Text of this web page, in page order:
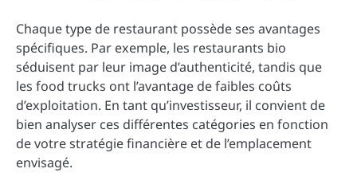
Chaque type de restaurant possède ses avantages
spécifiques. Par exemple, les restaurants bio
séduisent par leur image d’authenticité, tandis que
les food trucks ont l’avantage de faibles coûts
d’exploitation. En tant qu’investisseur, il convient de
bien analyser ces différentes catégories en fonction
de votre stratégie financière et de l’emplacement
envisagé.